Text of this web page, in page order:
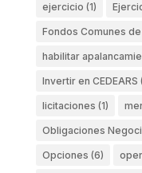
ejercicio (1)
Fondos Comunes
habilitar
Invertir en CEDEARS
licitaciones (1)
Obligaciones
Opciones (6)